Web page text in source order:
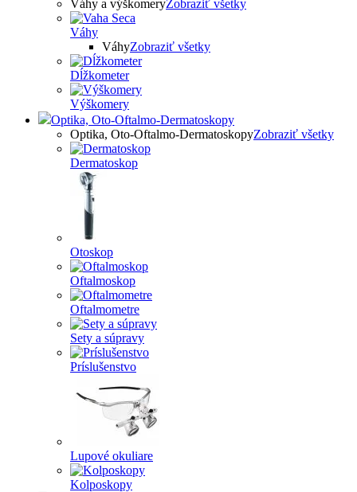
Váhy a výškomeryZobraziť všetky
Váhy
VáhyZobraziť všetky
Dĺžkometer
Výškomery
Optika, Oto-Oftalmo-Dermatoskopy
Optika, Oto-Oftalmo-DermatoskopyZobraziť všetky
Dermatoskop
Otoskop
Oftalmoskop
Oftalmometre
Sety a súpravy
Príslušenstvo
Lupové okuliare
Kolposkopy